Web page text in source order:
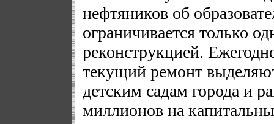
нефтяников об
ограничивается только
реконструкцией.
текущий ремонт
детским садам города и
миллионов на